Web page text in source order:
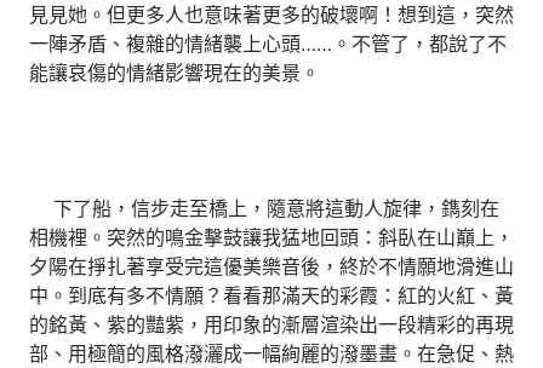
見見她。但更多人也意味著更多的破壞啊！想到這，突然
一陣矛盾、複雜的情緒襲上心頭……。不管了，都說了不
能讓哀傷的情緒影響現在的美景。
下了船，信步走至橋上，隨意將這動人旋律，鐫刻在
相機裡。突然的鳴金擊鼓讓我猛地回頭：斜臥在山巔上，
夕陽在掙扎著享受完這優美樂音後，終於不情願地滑進山
中。到底有多不情願？看看那滿天的彩霞：紅的火紅、黃
的銘黃、紫的豔紫，用印象的漸層渲染出一段精彩的再現
部、用極簡的風格潑灑成一幅絢麗的潑墨畫。在急促、熱